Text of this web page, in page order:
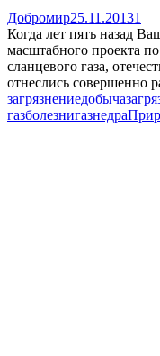
Добромир25.11.20131
Когда лет пять назад
масштабного проекта
сланцевого газа,
отнеслись совершенно
загрязнениедобыча
газболезнигазнедра